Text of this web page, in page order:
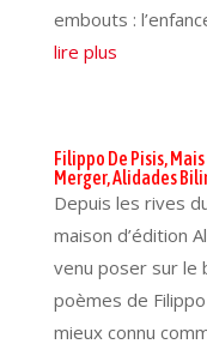
embouts :
lire plus
Filippo De Pisis,
Merger, Alidades
Depuis les rives
maison d’édition
venu poser sur le
poèmes de
mieux connu